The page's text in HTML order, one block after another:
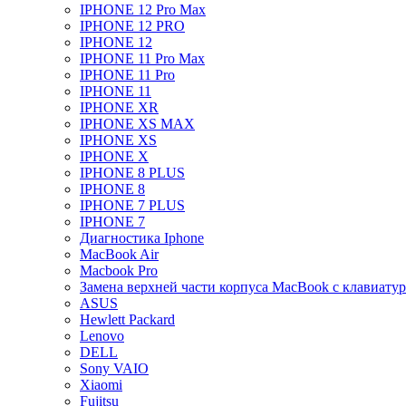
IPHONE 12 Pro Max
IPHONE 12 PRO
IPHONE 12
IPHONE 11 Pro Max
IPHONE 11 Pro
IPHONE 11
IPHONE XR
IPHONE XS MAX
IPHONE XS
IPHONE X
IPHONE 8 PLUS
IPHONE 8
IPHONE 7 PLUS
IPHONE 7
Диагностика Iphone
MacBook Air
Macbook Pro
Замена верхней части корпуса MacBook с
ASUS
Hewlett Packard
Lenovo
DELL
Sony VAIO
Xiaomi
Fujitsu